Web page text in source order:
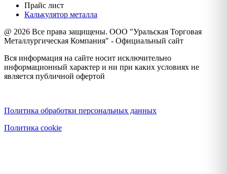
Прайс лист
Калькулятор металла
@ 2026 Все права защищены. ООО "Уральская Торговая
Металлургическая Компания" - Официальный сайт
Вся информация на сайте носит исключительно
информационный характер и ни при каких условиях не
является публичной офертой
Политика обработки персональных данных
Политика cookie